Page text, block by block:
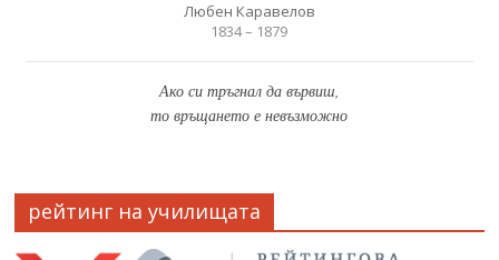
Любен Каравелов
1834 – 1879
Ако си тръгнал да вървиш,
то връщането е невъзможно
рейтинг на училищата